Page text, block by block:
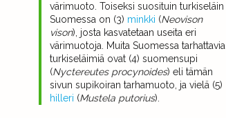
värimuoto. Toiseksi suosituin turkiseläin
Suomessa on (3) minkki (Neovison
vison), josta kasvatetaan useita eri
värimuotoja. Muita Suomessa tarhattavia
turkiseläimiä ovat (4) suomensupi
(Nyctereutes procynoides) eli tämän
sivun supikoiran tarhamuoto, ja vielä (5)
hilleri (Mustela putorius).